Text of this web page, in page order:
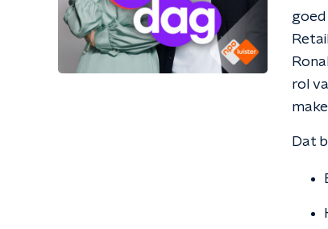
goed
rol
Dat